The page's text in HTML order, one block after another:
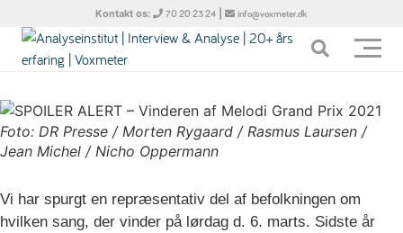
Kontakt os: 70 20 23 24 | info@voxmeter.dk
Foto: DR Presse / Morten Rygaard / Rasmus Laursen /
Jean Michel / Nicho Oppermann
Vi har spurgt en repræsentativ del af befolkningen om
hvilken sang, der vinder på lørdag d. 6. marts. Sidste år